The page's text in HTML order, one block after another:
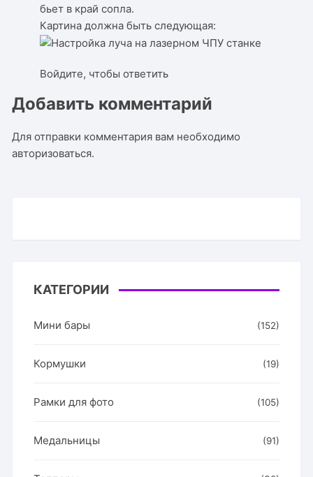
бьет в край сопла.
Картина должна быть следующая:
Войдите, чтобы ответить
Добавить комментарий
Для отправки комментария вам необходимо
авторизоваться.
КАТЕГОРИИ
Мини бары (152)
Кормушки (19)
Рамки для фото (105)
Медальницы (91)